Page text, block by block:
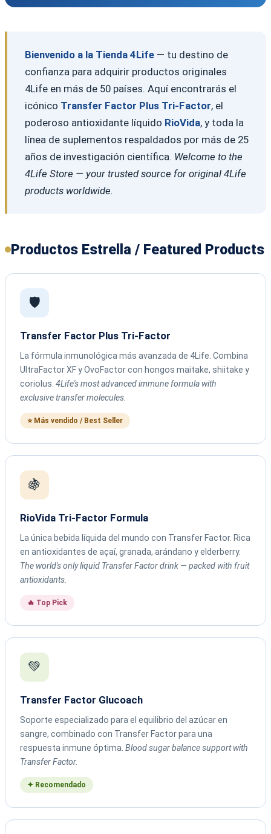
Bienvenido a la Tienda 4Life— tu destino de
confianza para adquirir productos originales
4Life en más de 50 países. Aquí encontrarás el
icónico Transfer Factor Plus Tri-Factor, el
poderoso antioxidante líquido RioVida, y toda la
línea de suplementos respaldados por más de 25
años de investigación científica. Welcome to the
4Life Store — your trusted source for original 4Life
products worldwide.
Productos Estrella / Featured Products
🛡️
Transfer Factor Plus Tri-Factor
La fórmula inmunológica más avanzada de 4Life. Combina
UltraFactor XF y OvoFactor con hongos maitake, shiitake y
coriolus. 4Life's most advanced immune formula with
exclusive transfer molecules.
⭐ Más vendido / Best Seller
🍇
RioVida Tri-Factor Formula
La única bebida líquida del mundo con Transfer Factor. Rica
en antioxidantes de açaí, granada, arándano y elderberry.
The world's only liquid Transfer Factor drink — packed with fruit
antioxidants.
🔥 Top Pick
💚
Transfer Factor Glucoach
Soporte especializado para el equilibrio del azúcar en
sangre, combinado con Transfer Factor para una
respuesta inmune óptima. Blood sugar balance support with
Transfer Factor.
✦ Recomendado